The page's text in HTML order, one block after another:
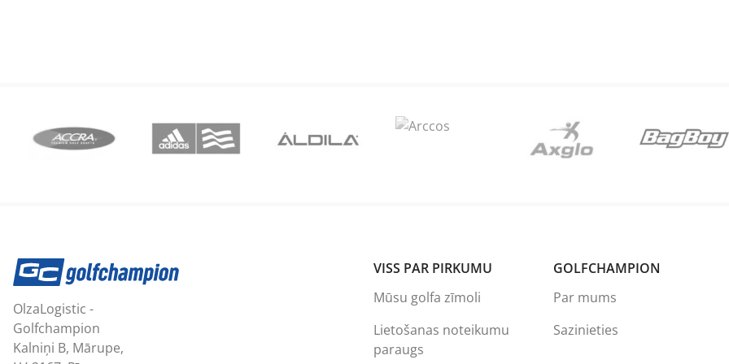
OlzaLogistic -
Golfchampion
Kalniņi B, Mārupe,
VISS PAR PIRKUMU
Mūsu golfa zīmoli
Lietošanas noteikumu
paraugs
GOLFCHAMPION
Par mums
Sazinieties